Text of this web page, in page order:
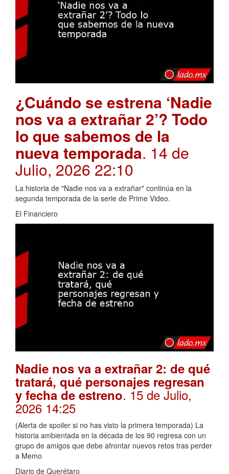
¿Cuándo se estrena ‘Nadie
nos va a extrañar 2’? Todo
lo que sabemos de la
nueva temporada. 14 de
Julio, 2026 22:10
La historia de "Nadie nos va a extrañar" continúa en la
segunda temporada de la serie de Prime Video.
El Financiero
Nadie nos va a extrañar 2: de qué
tratará, qué personajes regresan
y fecha de estreno. 15 de Julio,
2026 14:25
(Alerta de spoiler si no has visto la primera temporada) La
historia ambientada en la década de los 90 regresa con un
grupo de amigos que debe afrontar nuevos retos tras perder
a Memo
Diario de Querétaro